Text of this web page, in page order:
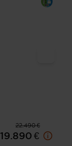
22.490 €
19.890 €